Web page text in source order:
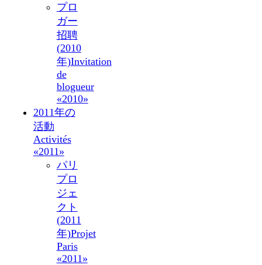
プロ
ガー
招聘
(2010
年)Invitation
de
blogueur
«2010»
2011年の
活動
Activités
«2011»
パリ
プロ
ジェ
クト
(2011
年)Projet
Paris
«2011»